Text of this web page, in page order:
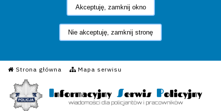
Akceptuję, zamknij okno
Nie akceptuję, zamknij stronę
Strona główna Mapa serwisu
Informacyjny Serwis